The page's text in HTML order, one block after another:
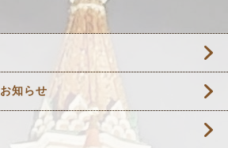
知らせ